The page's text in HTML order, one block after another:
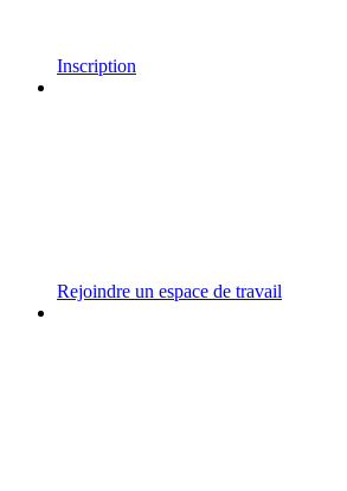
Inscription
Rejoindre un espace de travail